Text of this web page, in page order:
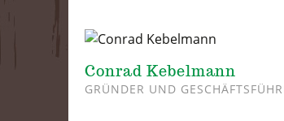
Conrad Kebelmann
GRÜNDER UND